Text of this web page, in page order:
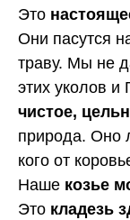
Это
Они пасутся
траву. Мы не
этих уколов
чистое,
природа. Оно
кого от
Наше козье
Это кладезь